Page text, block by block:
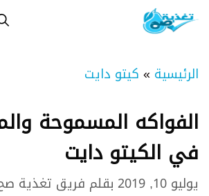
انتقل
الرئيسية » كيتو دايت
الفواكه المسموحة
في الكيتو دايت
يوليو 10, 2019 بقلم فريق تغذية